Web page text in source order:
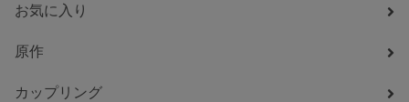
お気に入り
原作
カップリング